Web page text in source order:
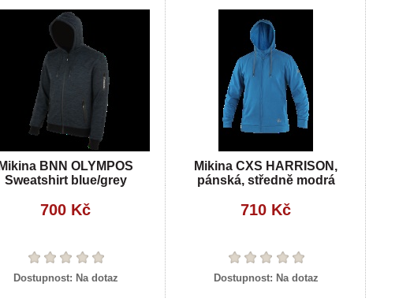
Mikina BNN OLYMPOS
Sweatshirt blue/grey
700 Kč
Dostupnost: Na dotaz
Mikina CXS HARRISON,
pánská, středně modrá
710 Kč
Dostupnost: Na dotaz